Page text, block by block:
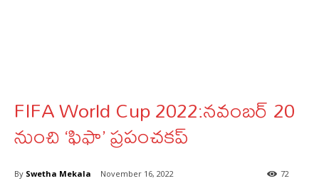
FIFA World Cup 2022:నవంబర్ 20
నుంచి ‘ఫిఫా’ ప్రపంచ‌కప్
By Swetha Mekala November 16, 2022 72